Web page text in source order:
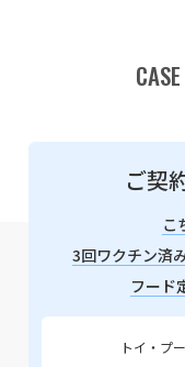
CASE
ご契
こ
3回ワクチン済
フード
トイ・プ